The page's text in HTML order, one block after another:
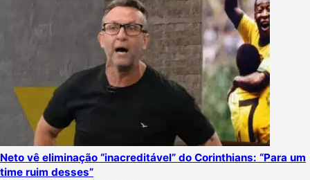
Neto vê eliminação “inacreditável” do Corinthians: “Para um
time ruim desses”